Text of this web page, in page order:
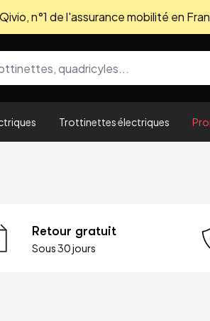
n°1 de l'assurance mobilité en
Trottinettes électriques
Retour gratuit
Sous 30 jours